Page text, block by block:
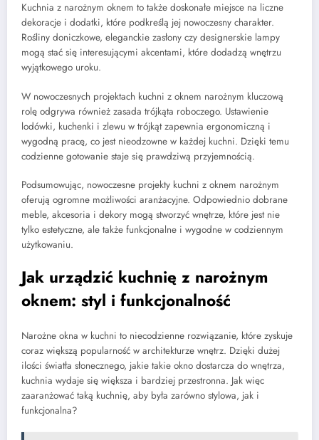
Kuchnia z narożnym oknem to także doskonałe miejsce na liczne
dekoracje i dodatki, które podkreślą jej nowoczesny charakter.
Rośliny doniczkowe, eleganckie zasłony czy designerskie lampy
mogą stać się interesującymi akcentami, które dodadzą wnętrzu
wyjątkowego uroku.
W nowoczesnych projektach kuchni z oknem narożnym kluczową
rolę odgrywa również zasada trójkąta roboczego. Ustawienie
lodówki, kuchenki i zlewu w trójkąt zapewnia ergonomiczną i
wygodną pracę, co jest nieodzowne w każdej kuchni. Dzięki temu
codzienne gotowanie staje się prawdziwą przyjemnością.
Podsumowując, nowoczesne projekty kuchni z oknem narożnym
oferują ogromne możliwości aranżacyjne. Odpowiednio dobrane
meble, akcesoria i dekory mogą stworzyć wnętrze, które jest nie
tylko estetyczne, ale także funkcjonalne i wygodne w codziennym
użytkowaniu.
Jak urządzić kuchnię z narożnym
oknem: styl i funkcjonalność
Narożne okna w kuchni to niecodzienne rozwiązanie, które zyskuje
coraz większą popularność w architekturze wnętrz. Dzięki dużej
ilości światła słonecznego, jakie takie okno dostarcza do wnętrza,
kuchnia wydaje się większa i bardziej przestronna. Jak więc
zaaranżować taką kuchnię, aby była zarówno stylowa, jak i
funkcjonalna?